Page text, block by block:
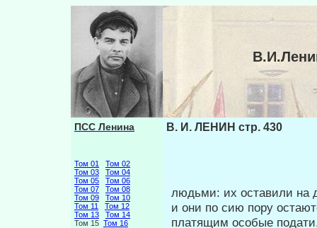
ПСС Ленина
Том 01
Том 02
Том 03
Том 04
Том 05
Том 06
Том 07
Том 08
Том 09
Том 10
Том 11
Том 12
Том 13
Том 14
Том 15 Том 16
В. И. ЛЕНИН стр. 430
людьми: их оставили на
и они по сию пору
платящим особые